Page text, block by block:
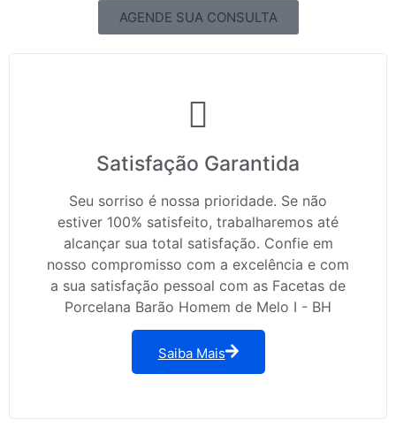
AGENDE SUA CONSULTA
Satisfação Garantida
Seu sorriso é nossa prioridade. Se não
estiver 100% satisfeito, trabalharemos até
alcançar sua total satisfação. Confie em
nosso compromisso com a excelência e com
a sua satisfação pessoal com as Facetas de
Porcelana Barão Homem de Melo I - BH
Saiba Mais